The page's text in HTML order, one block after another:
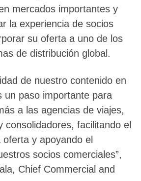
mercados importantes y
la experiencia de socios
su oferta a uno de los
de distribución global.
de nuestro contenido en
un paso importante para
a las agencias de viajes,
consolidadores, facilitando el
y apoyando el
socios comerciales”,
Chief Commercial and